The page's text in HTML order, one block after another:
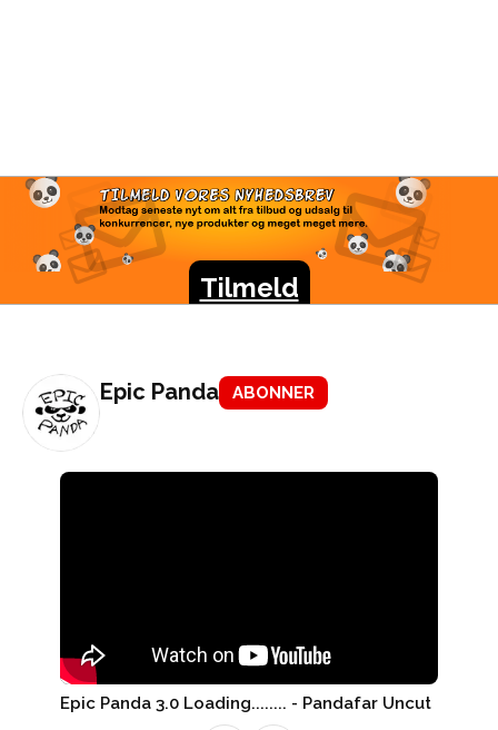
TILMELD VORES
NYHEDSBREV
Modtag seneste nyt om alt fra tilbud og udsalg til
konkurrencer, nye produkter og meget meget mere.
Tilmeld
Epic Panda ABONNER
Epic Panda 3.0 Loading........ - Pandafar Uncut